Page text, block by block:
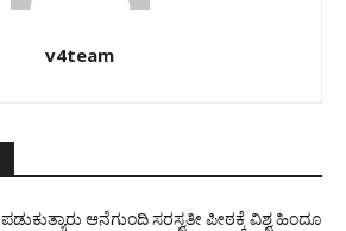
v4team
ಪಡುಕುತ್ಯಾರು ಆನೆಗುಂದಿ ಸರಸ್ವತೀ ಪೀಠಕ್ಕೆ ವಿಶ್ವ ಹಿಂದೂ